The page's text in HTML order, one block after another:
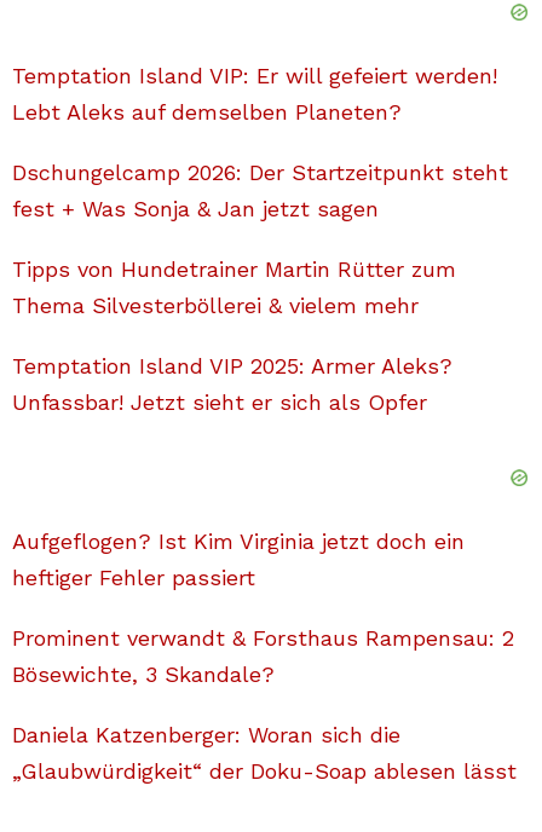
Temptation Island VIP: Er will gefeiert werden!
Lebt Aleks auf demselben Planeten?
Dschungelcamp 2026: Der Startzeitpunkt steht
fest + Was Sonja & Jan jetzt sagen
Tipps von Hundetrainer Martin Rütter zum
Thema Silvesterböllerei & vielem mehr
Temptation Island VIP 2025: Armer Aleks?
Unfassbar! Jetzt sieht er sich als Opfer
Aufgeflogen? Ist Kim Virginia jetzt doch ein
heftiger Fehler passiert
Prominent verwandt & Forsthaus Rampensau: 2
Bösewichte, 3 Skandale?
Daniela Katzenberger: Woran sich die
„Glaubwürdigkeit“ der Doku-Soap ablesen lässt